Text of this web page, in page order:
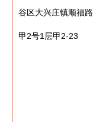
谷区大兴庄镇顺福路
甲2号1层甲2-23